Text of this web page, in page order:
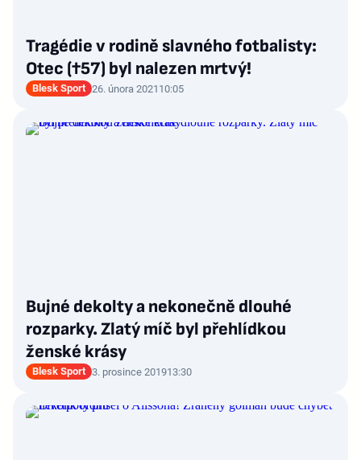
Tragédie v rodině slavného fotbalisty:
Otec (†57) byl nalezen mrtvý!
Blesk Sport 26. února 2021 10:05
Bujné dekolty a nekonečně dlouhé
rozparky. Zlatý míč byl přehlídkou
ženské krásy
Blesk Sport 3. prosince 201913:30